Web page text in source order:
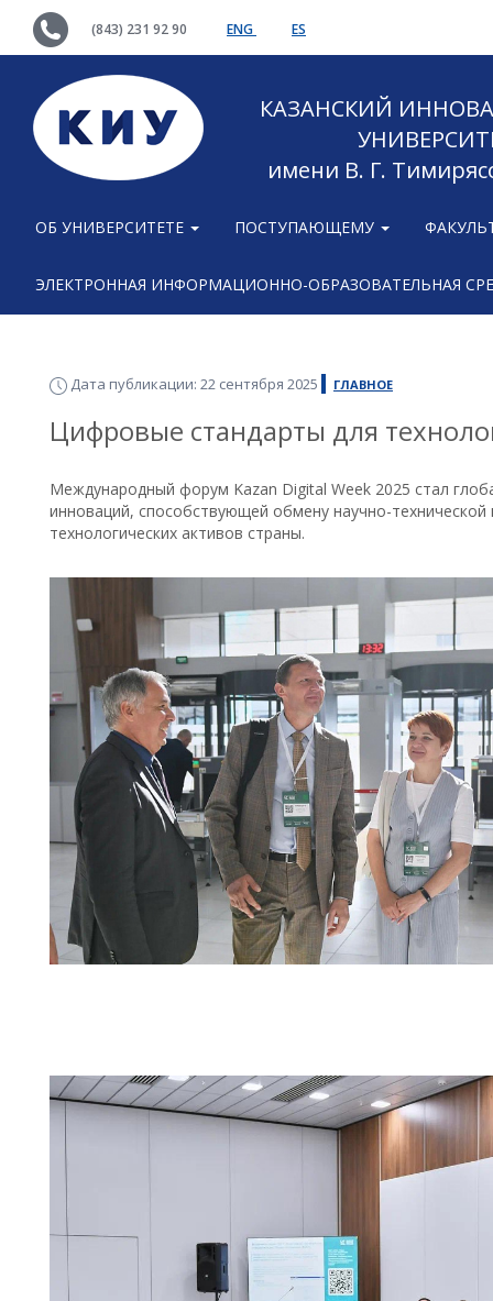
(843) 231 92 90 ENG ES
КАЗАНСКИЙ
имени В. Г.
ОБ УНИВЕРСИТЕТЕ ПОСТУПАЮЩЕМУ
ЭЛЕКТРОННАЯ ИНФОРМАЦИОННО-ОБРАЗОВАТЕЛЬНАЯ
Дата публикации: 22 сентября 2025 ГЛАВНОЕ
Цифровые стандарты для
Международный форум Kazan Digital Week 2025 стал
инноваций, способствующей обмену научно-
технологических активов страны.